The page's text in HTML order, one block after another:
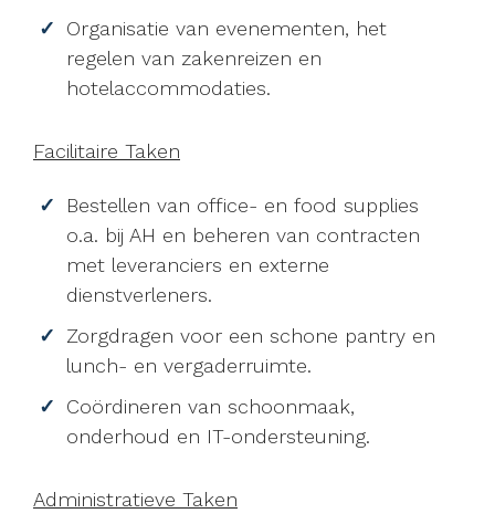
Organisatie van evenementen, het
regelen van zakenreizen en
hotelaccommodaties.
Facilitaire Taken
Bestellen van office- en food supplies
o.a. bij AH en beheren van contracten
met leveranciers en externe
dienstverleners.
Zorgdragen voor een schone pantry en
lunch- en vergaderruimte.
Coördineren van schoonmaak,
onderhoud en IT-ondersteuning.
Administratieve Taken